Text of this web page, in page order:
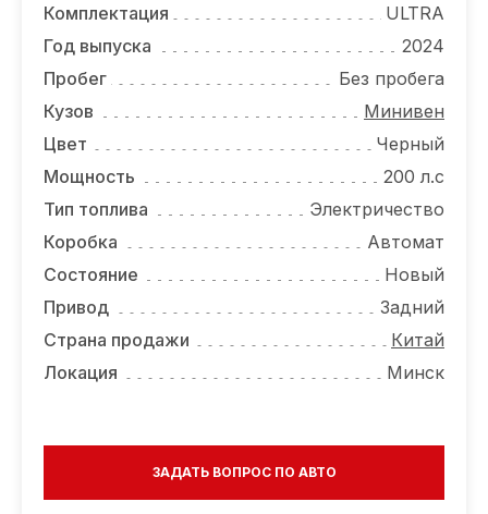
ОТЗЫВЫ
ВАКАНСИИ
О КОМПАНИИ
КОНТАКТЫ
Комплектация
ULTRA
Год выпуска
2024
Пробег
Без пробега
Кузов
Минивен
Цвет
Черный
Мощность
200 л.с
Тип топлива
Электричество
Коробка
Автомат
Состояние
Новый
Привод
Задний
Страна продажи
Китай
Локация
Минск
ЗАДАТЬ ВОПРОС ПО АВТО